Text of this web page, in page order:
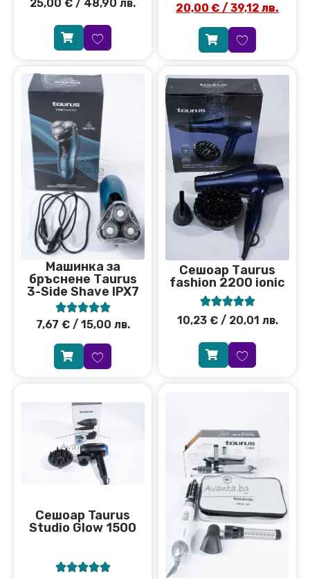
25,00 € / 48,90 лв.
20,00 € / 39,12 лв.
Машинка за
бръснене Тaurus
3-Side Shave IPX7

7,67 €/ 15,00 лв.
Сешоар Тaurus
fashion 2200 ionic

10,23 €/ 20,01 лв.
Сешоар Taurus
Studio Glow 1500
